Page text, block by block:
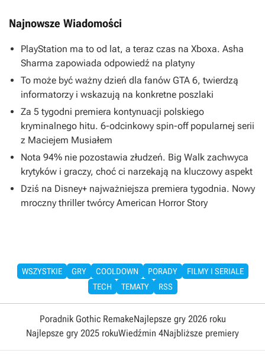
Najnowsze Wiadomości
PlayStation ma to od lat, a teraz czas na Xboxa. Asha
Sharma zapowiada odpowiedź na platyny
To może być ważny dzień dla fanów GTA 6, twierdzą
informatorzy i wskazują na konkretne poszlaki
Za 5 tygodni premiera kontynuacji polskiego
kryminalnego hitu. 6-odcinkowy spin-off popularnej serii
z Maciejem Musiałem
Nota 94% nie pozostawia złudzeń. Big Walk zachwyca
krytyków i graczy, choć ci narzekają na kluczowy aspekt
Dziś na Disney+ najważniejsza premiera tygodnia. Nowy
mroczny thriller twórcy American Horror Story
WSZYSTKIE GRY COOLDOWN PORADY
FILMY I SERIALE
TECH
TEMATY RSS
Poradnik Gothic RemakeNajlepsze gry 2026 roku
Najlepsze gry 2025 rokuWiedźmin 4Najbliższe premiery